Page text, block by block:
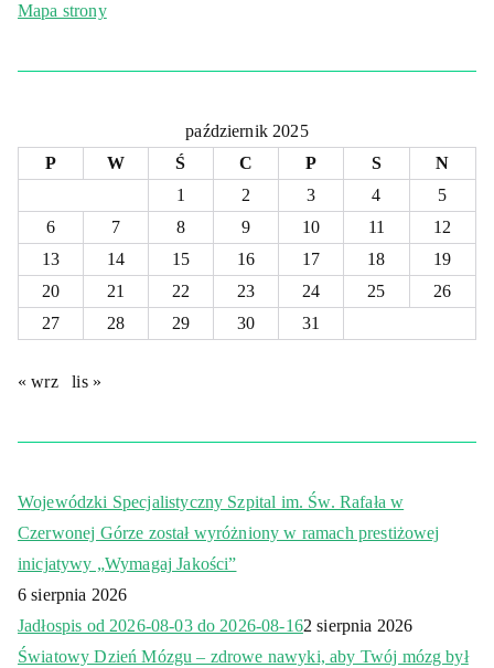
Mapa strony
październik 2025
P
W Ś C P S
N
1
2 3 4
5
6
7 8 9 10 11
12
13
14 15 16 17 18
19
20
21 22 23 24 25
26
27
28 29 30 31
« wrz lis »
Wojewódzki Specjalistyczny Szpital im. Św. Rafała w
Czerwonej Górze został wyróżniony w ramach prestiżowej
inicjatywy „Wymagaj Jakości”
6 sierpnia 2026
Jadłospis od 2026-08-03 do 2026-08-162 sierpnia 2026
Światowy Dzień Mózgu – zdrowe nawyki, aby Twój mózg był